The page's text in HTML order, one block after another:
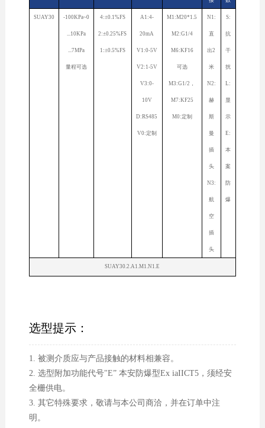
SUAY30 -100KPa~0
...10KPa
...7MPa
量程可选
4:±0.1%FS
2:±0.25%FS
1:±0.5%FS
A1:4-
20mA
V1:0-5V
V2:1-5V
V3:0-
10V
D:RS485
V0:定制
M1:M20*1.5
M2:G1/4
M6:KF16
可选
M3:G1/2，
M7:KF25
M0:定制
N1:
直
出2
米
N2:
赫
斯
曼
插
头
N3:
航
空
插
头
S:
抗
干
扰
L:
显
示
E:
本
案
防
爆
SUAY30.2.A1.M1.N1.E
选型提示：
1. 被测介质应与产品接触的材料相兼容。
2. 选型附加功能代号"E” 本安防爆型Ex iaIICT5，须经安
全栅供电。
3. 其它特殊要求，敬请与本公司商洽，并在订单中注
明。